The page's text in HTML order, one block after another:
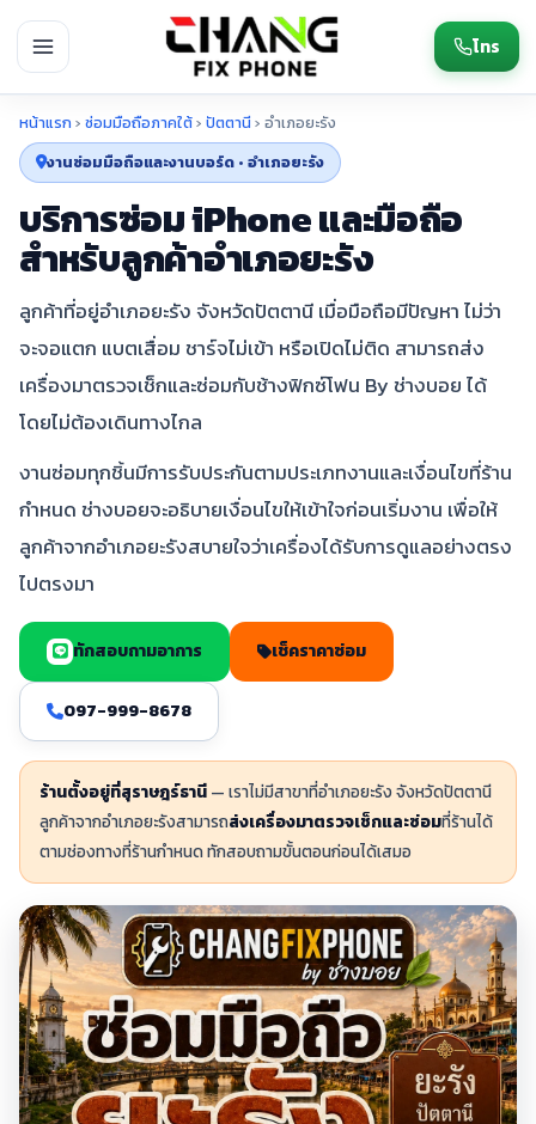
โทร
หน้าแรก › ซ่อมมือถือภาคใต้› ปัตตานี › อำเภอยะรัง
งานซ่อมมือถือและงานบอร์ด • อำเภอยะรัง
บริการซ่อม iPhone และมือถือ
สำหรับลูกค้าอำเภอยะรัง
ลูกค้าที่อยู่อำเภอยะรัง จังหวัดปัตตานี เมื่อมือถือมีปัญหา ไม่ว่า
จะจอแตก แบตเสื่อม ชาร์จไม่เข้า หรือเปิดไม่ติด สามารถส่ง
เครื่องมาตรวจเช็กและซ่อมกับช้างฟิกซ์โฟน By ช่างบอย ได้
โดยไม่ต้องเดินทางไกล
งานซ่อมทุกชิ้นมีการรับประกันตามประเภทงานและเงื่อนไขที่ร้าน
กำหนด ช่างบอยจะอธิบายเงื่อนไขให้เข้าใจก่อนเริ่มงาน เพื่อให้
ลูกค้าจากอำเภอยะรังสบายใจว่าเครื่องได้รับการดูแลอย่างตรง
ไปตรงมา
ทักสอบถามอาการ เช็คราคาซ่อม
097-999-8678
ร้านตั้งอยู่ที่สุราษฎร์ธานี — เราไม่มีสาขาที่อำเภอยะรัง จังหวัดปัตตานี
ลูกค้าจากอำเภอยะรังสามารถส่งเครื่องมาตรวจเช็กและซ่อมที่ร้านได้
ตามช่องทางที่ร้านกำหนด ทักสอบถามขั้นตอนก่อนได้เสมอ